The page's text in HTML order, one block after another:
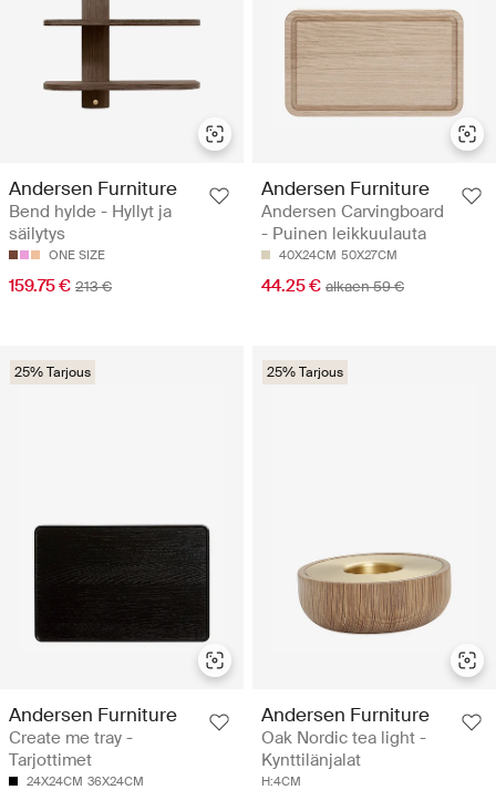
Andersen Furniture
Bend hylde - Hyllyt ja
säilytys
ONE SIZE
159.75 € 213 €
Andersen Furniture
Andersen Carvingboard
- Puinen leikkuulauta
40X24CM 50X27CM
44.25 € alkaen 59 €
25% Tarjous
Andersen Furniture
Create me tray -
Tarjottimet
24X24CM 36X24CM
25% Tarjous
Andersen Furniture
Oak Nordic tea light -
Kynttilänjalat
H:4CM